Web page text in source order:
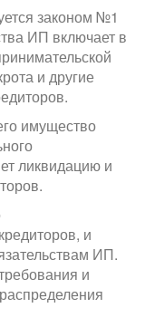
законом №1
ИП включает в
и другие
имущество
ликвидацию и
и
ИП.
и